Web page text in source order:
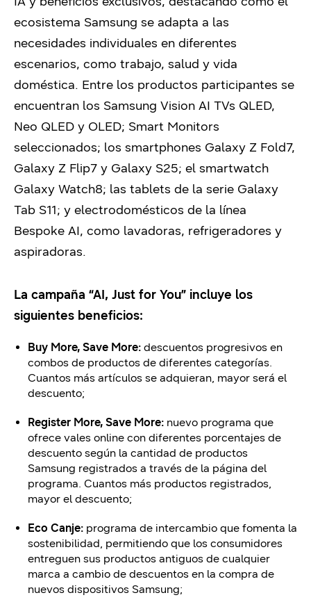
ecosistema Samsung se adapta a las
necesidades individuales en diferentes
escenarios, como trabajo, salud y vida
doméstica. Entre los productos participantes se
encuentran los Samsung Vision AI TVs QLED,
Neo QLED y OLED; Smart Monitors
seleccionados; los smartphones Galaxy Z Fold7,
Galaxy Z Flip7 y Galaxy S25; el smartwatch
Galaxy Watch8; las tablets de la serie Galaxy
Tab S11; y electrodomésticos de la línea
Bespoke AI, como lavadoras, refrigeradores y
aspiradoras.
La campaña “AI, Just for You” incluye los
siguientes beneficios:
Buy More, Save More: descuentos progresivos en
combos de productos de diferentes categorías.
Cuantos más artículos se adquieran, mayor será el
descuento;
Register More, Save More: nuevo programa que
ofrece vales online con diferentes porcentajes de
descuento según la cantidad de productos
Samsung registrados a través de la página del
programa. Cuantos más productos registrados,
mayor el descuento;
Eco Canje: programa de intercambio que fomenta la
sostenibilidad, permitiendo que los consumidores
entreguen sus productos antiguos de cualquier
marca a cambio de descuentos en la compra de
nuevos dispositivos Samsung;